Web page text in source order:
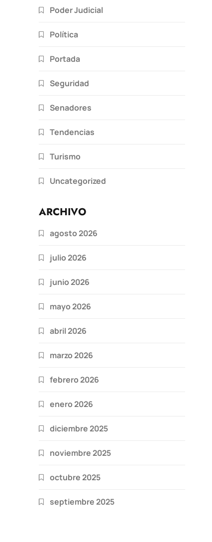
Poder Judicial
Política
Portada
Seguridad
Senadores
Tendencias
Turismo
Uncategorized
ARCHIVO
agosto 2026
julio 2026
junio 2026
mayo 2026
abril 2026
marzo 2026
febrero 2026
enero 2026
diciembre 2025
noviembre 2025
octubre 2025
septiembre 2025